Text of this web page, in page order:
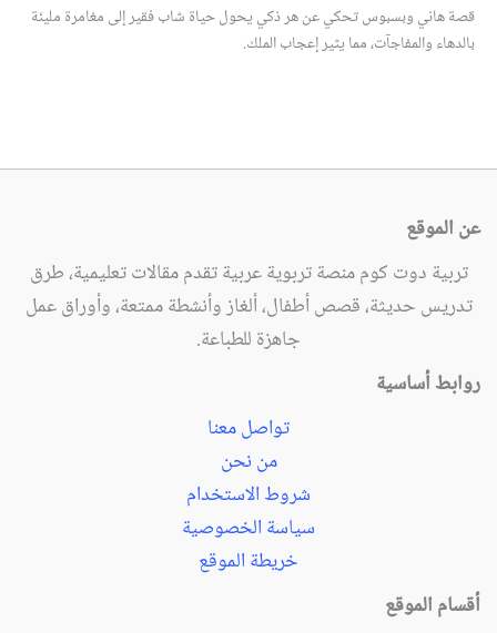
قصة هاني وبسبوس تحكي عن هر ذكي يحول حياة شاب فقير إلى مغامرة مليئة
بالدهاء والمفاجآت، مما يثير إعجاب الملك.
عن الموقع
تربية دوت كوم منصة تربوية عربية تقدم مقالات تعليمية، طرق
تدريس حديثة، قصص أطفال، ألغاز وأنشطة ممتعة، وأوراق عمل
جاهزة للطباعة.
روابط أساسية
تواصل معنا
من نحن
شروط الاستخدام
سياسة الخصوصية
خريطة الموقع
أقسام الموقع